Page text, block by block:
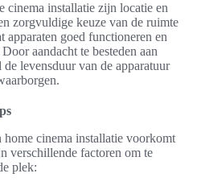
cinema installatie zijn locatie en
zorgvuldige keuze van de ruimte
apparaten goed functioneren en
aandacht te besteden aan
levensduur van de apparatuur
cinema installatie voorkomt
verschillende factoren om te
plek: